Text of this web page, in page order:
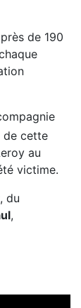
de 190
de cette
au
victime.
, du
,